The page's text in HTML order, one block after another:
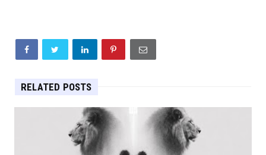
RELATED POSTS